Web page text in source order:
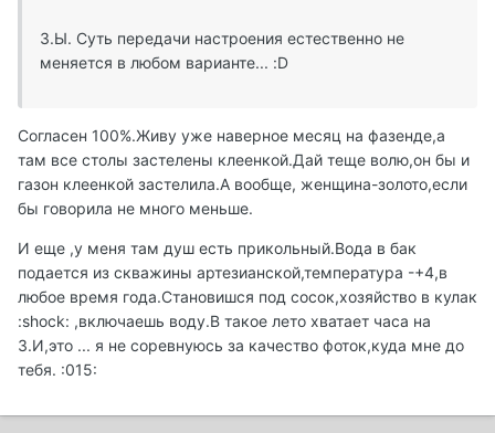
З.Ы. Суть передачи настроения естественно не
меняется в любом варианте... :D
Согласен 100%.Живу уже наверное месяц на фазенде,а
там все столы застелены клеенкой.Дай теще волю,он бы и
газон клеенкой застелила.А вообще, женщина-золото,если
бы говорила не много меньше.
И еще ,у меня там душ есть прикольный.Вода в бак
подается из скважины артезианской,температура -+4,в
любое время года.Становишся под сосок,хозяйство в кулак
:shock: ,включаешь воду.В такое лето хватает часа на
3.И,это ... я не соревнуюсь за качество фоток,куда мне до
тебя. :015: